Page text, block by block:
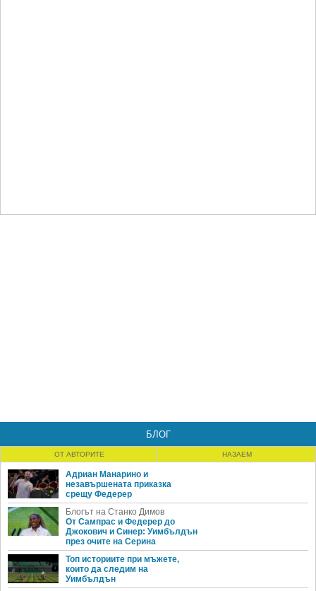
БЛОГ
ОТ АВТОРИТЕ НАЗАЕМ
Адриан Манарино и
незавършената приказка
срещу Федерер
Блогът на Станко Димов
От Сампрас и Федерер до
Джокович и Синер: Уимбълдън
през очите на Серина
Топ историите при мъжете,
които да следим на
Уимбълдън